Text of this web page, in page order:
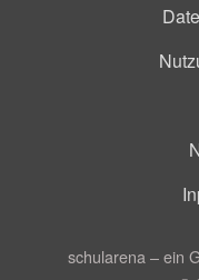
schularena – ein